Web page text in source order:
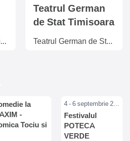
Teatrul Toma Caragiu, Ploiesti
Teatrul German
de Stat Timisoara
Teatrul German de Stat, Timisoara
la
-
Tociu si
Festivalul
POTECA
VERDE